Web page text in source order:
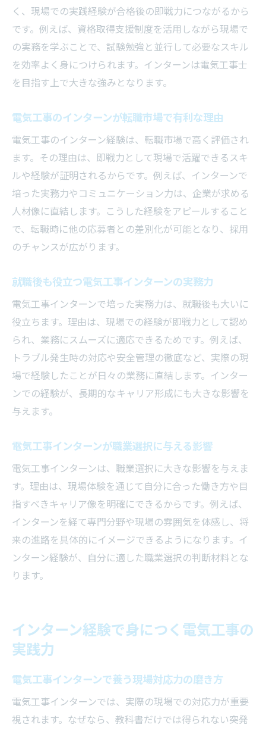
苦労も成長も味わえる電気工事インターン
体験
電気工事インターン活用で収入アップを目指す
がる訳
実務力が収入向上に直結する電気工事の仕
組み
電気工事士として稼ぐためのインターン活
用法
インターン経験が評価される電気工事業界
の実情
キャリアアップで高収入を目指す電気工事
電気工事インターンで将来の収入を安定さ
せる方法
く、現場での実践経験が合格後の即戦力につながるから
です。例えば、資格取得支援制度を活用しながら現場で
の実務を学ぶことで、試験勉強と並行して必要なスキル
を効率よく身につけられます。インターンは電気工事士
を目指す上で大きな強みとなります。
電気工事のインターンが転職市場で有利な理由
電気工事のインターン経験は、転職市場で高く評価され
ます。その理由は、即戦力として現場で活躍できるスキ
ルや経験が証明されるからです。例えば、インターンで
培った実務力やコミュニケーション力は、企業が求める
人材像に直結します。こうした経験をアピールすること
で、転職時に他の応募者との差別化が可能となり、採用
のチャンスが広がります。
就職後も役立つ電気工事インターンの実務力
電気工事インターンで培った実務力は、就職後も大いに
役立ちます。理由は、現場での経験が即戦力として認め
られ、業務にスムーズに適応できるためです。例えば、
トラブル発生時の対応や安全管理の徹底など、実際の現
場で経験したことが日々の業務に直結します。インター
ンでの経験が、長期的なキャリア形成にも大きな影響を
与えます。
電気工事インターンが職業選択に与える影響
電気工事インターンは、職業選択に大きな影響を与えま
す。理由は、現場体験を通じて自分に合った働き方や目
指すべきキャリア像を明確にできるからです。例えば、
インターンを経て専門分野や現場の雰囲気を体感し、将
来の進路を具体的にイメージできるようになります。イ
ンターン経験が、自分に適した職業選択の判断材料とな
ります。
インターン経験で身につく電気工事の
実践力
電気工事インターンで養う現場対応力の磨き方
電気工事インターンでは、実際の現場での対応力が重要
視されます。なぜなら、教科書だけでは得られない突発